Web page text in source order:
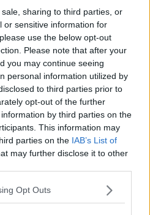
sharing to third parties, or
or sensitive information for
use the below opt-out
Please note that after your
you may continue seeing
personal information utilized by
to third parties prior to
opt-out of the further
by third parties on the
This information may
parties on the IAB’s List of
may further disclose it to other
Opt Outs
fauna selvatica e lo farà anche
a difesa del reddito degli
di scappare di mano così come
dei cani inselvatichiti, dei
altre specie che ogni anno
ed uccidono le nostre greggi con
la biodiversità, la manutenzione
Cesare Buonamici,Presidente
non è più soltanto un
percezione dei cittadini si è
siano 250 mila nella nostra
stradali all’anno, 23 nell’ultimo
malattie come la Peste Suina che
i lupi bussano alle porte di
a rappresentare un problema per